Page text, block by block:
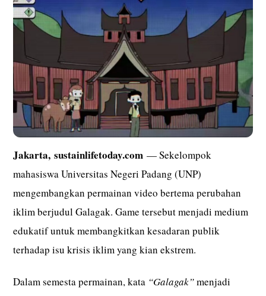
Jakarta,sustainlifetoday.com— Sekelompok
mahasiswa Universitas Negeri Padang (UNP)
mengembangkan permainan video bertema perubahan
iklim berjudul Galagak. Game tersebut menjadi medium
edukatif untuk membangkitkan kesadaran publik
terhadap isu krisis iklim yang kian ekstrem.
Dalam semesta permainan, kata “Galagak”menjadi